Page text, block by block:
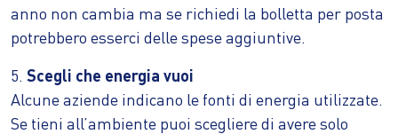
anno non cambia ma se richiedi la bolletta per posta
potrebbero esserci delle spese aggiuntive.
5. Scegli che energia vuoi
Alcune aziende indicano le fonti di energia utilizzate.
Se tieni all’ambiente puoi scegliere di avere solo